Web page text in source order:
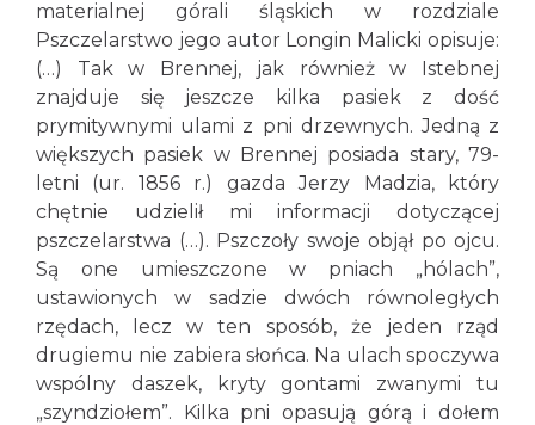
materialnej górali śląskich w rozdziale
Pszczelarstwo jego autor Longin Malicki opisuje:
(…) Tak w Brennej, jak również w Istebnej
znajduje się jeszcze kilka pasiek z dość
prymitywnymi ulami z pni drzewnych. Jedną z
większych pasiek w Brennej posiada stary, 79-
letni (ur. 1856 r.) gazda Jerzy Madzia, który
chętnie udzielił mi informacji dotyczącej
pszczelarstwa (…). Pszczoły swoje objął po ojcu.
Są one umieszczone w pniach „hólach”,
ustawionych w sadzie dwóch równoległych
rzędach, lecz w ten sposób, że jeden rząd
drugiemu nie zabiera słońca. Na ulach spoczywa
wspólny daszek, kryty gontami zwanymi tu
„szyndziołem”. Kilka pni opasują górą i dołem